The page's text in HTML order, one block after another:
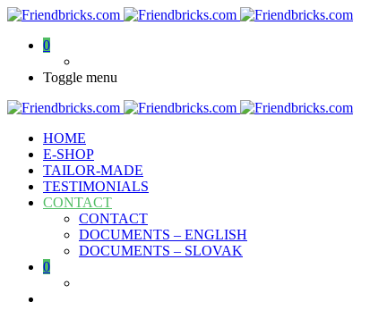
0
Toggle menu
HOME
E-SHOP
TAILOR-MADE
TESTIMONIALS
CONTACT
CONTACT
DOCUMENTS – ENGLISH
DOCUMENTS – SLOVAK
0